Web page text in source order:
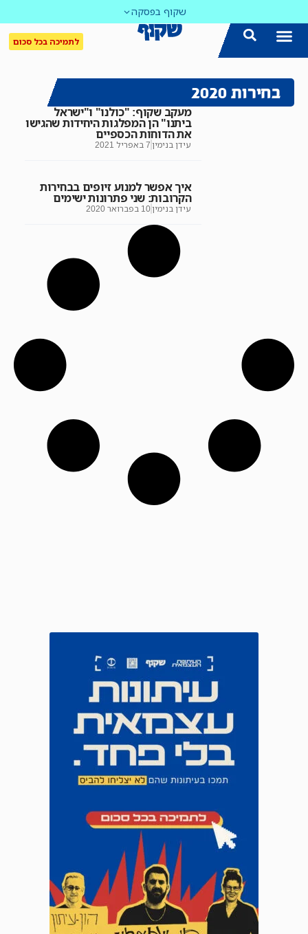
שקוף בפסקה
לתמיכה בכל סכום
בחירות 2020
מעקב שקוף: "כולנו" ו"ישראל
ביתנו" הן המפלגות היחידות שהגישו
את הדוחות הכספיים
עידן בנימין 7 באפריל 2021
איך אפשר למנוע זיופים בבחירות
הקרובות: שני פתרונות ישימים
עידן בנימין10 בפברואר 2020